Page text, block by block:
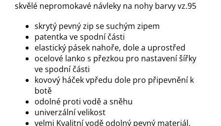
skvělé nepromokavé návleky na nohy barvy vz.95
skrytý pevný zip se suchým zipem
patentka ve spodní části
elastický pásek nahoře, dole a uprostřed
ocelové lanko s přezkou pro nastavení šířky
ve spodní části
kovový háček vpředu dole pro připevnění k
botě
odolné proti vodě a sněhu
univerzální velikost
velmi Kvalitní vodě odolný pevný materiál.